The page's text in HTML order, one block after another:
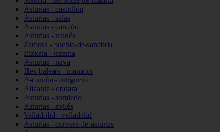
Asturias - castrillón
Asturias - salas
Asturias - carreño
Asturias - valdés
Zamora - puebla-de-sanabria
Bizkaia - lezama
Asturias - nava
Illes-balears - manacor
A-coruña - ortigueira
Alicante - ondara
Asturias - somiedo
Asturias - avilés
Valladolid - valladolid
Asturias - corvera-de-asturias